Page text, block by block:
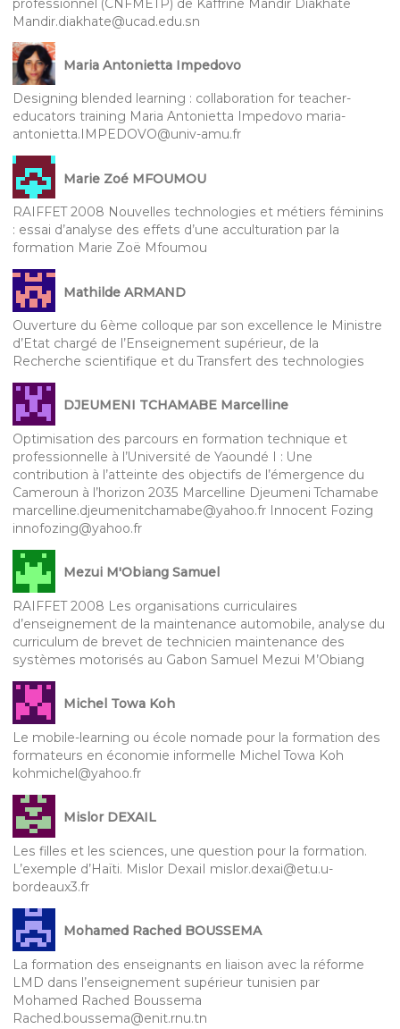
Mandir.diakhate@ucad.edu.sn
Maria Antonietta Impedovo
Designing blended learning : collaboration for teacher-
educators training Maria Antonietta Impedovo maria-
antonietta.IMPEDOVO@univ-amu.fr
Marie Zoé MFOUMOU
RAIFFET 2008 Nouvelles technologies et métiers féminins
: essai d’analyse des effets d’une acculturation par la
formation Marie Zoë Mfoumou
Mathilde ARMAND
Ouverture du 6ème colloque par son excellence le Ministre
d’Etat chargé de l’Enseignement supérieur, de la
Recherche scientifique et du Transfert des technologies
DJEUMENI TCHAMABE Marcelline
Optimisation des parcours en formation technique et
professionnelle à l’Université de Yaoundé I : Une
contribution à l’atteinte des objectifs de l’émergence du
Cameroun à l’horizon 2035 Marcelline Djeumeni Tchamabe
marcelline.djeumenitchamabe@yahoo.fr Innocent Fozing
innofozing@yahoo.fr
Mezui M'Obiang Samuel
RAIFFET 2008 Les organisations curriculaires
d’enseignement de la maintenance automobile, analyse du
curriculum de brevet de technicien maintenance des
systèmes motorisés au Gabon Samuel Mezui M’Obiang
Michel Towa Koh
Le mobile-learning ou école nomade pour la formation des
formateurs en économie informelle Michel Towa Koh
kohmichel@yahoo.fr
Mislor DEXAIL
Les filles et les sciences, une question pour la formation.
L’exemple d’Haïti. Mislor DexaiI mislor.dexai@etu.u-
bordeaux3.fr
Mohamed Rached BOUSSEMA
La formation des enseignants en liaison avec la réforme
LMD dans l’enseignement supérieur tunisien par
Mohamed Rached Boussema
Rached.boussema@enit.rnu.tn